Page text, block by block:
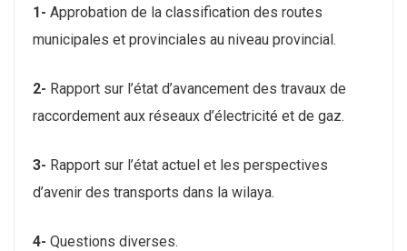
1- Approbation de la classification des routes
municipales et provinciales au niveau provincial.
2- Rapport sur l’état d’avancement des travaux de
raccordement aux réseaux d’électricité et de gaz.
3- Rapport sur l’état actuel et les perspectives
d’avenir des transports dans la wilaya.
4- Questions diverses.